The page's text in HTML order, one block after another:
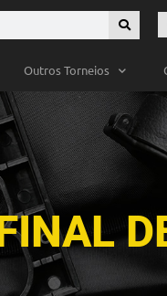
Outros Torneios